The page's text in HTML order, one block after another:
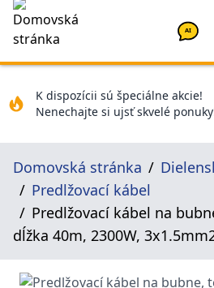
AI
K dispozícii sú špeciálne akcie!
Nenechajte si ujsť skvelé
Domovská stránka
Predlžovací kábel
Predlžovací kábel na
dĺžka 40m, 2300W,